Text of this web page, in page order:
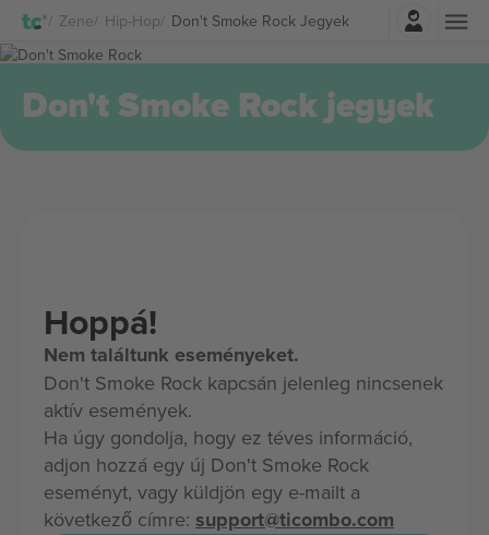
Zene Hip-Hop Don't Smoke Rock Jegyek
Belépés
Don't Smoke Rock jegyek
Hoppá!
Nem találtunk eseményeket.
Don't Smoke Rock kapcsán jelenleg nincsenek
aktív események.
Ha úgy gondolja, hogy ez téves információ,
adjon hozzá egy új Don't Smoke Rock
eseményt, vagy küldjön egy e-mailt a
következő címre: support@ticombo.com